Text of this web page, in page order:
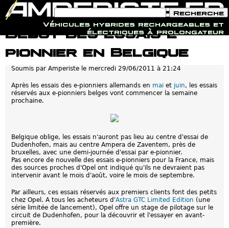
Jump to navigation
Véhicules hybrides rechargeables et
électriques à prolongateur
o
r
m
l
a
i
r
d
e
e
r
c
h
e
e
c
h
r
c
e
Début des essais e-
pionnier en Belgique
Soumis par Amperiste le mercredi 29/06/2011 à 21:24
Après les essais des e-pionniers allemands en mai et juin, les essais
réservés aux e-pionniers belges vont commencer la semaine
prochaine.
Belgique oblige, les essais n'auront pas lieu au centre d'essai de
Dudenhofen, mais au centre Ampera de Zaventem, près de
bruxelles, avec une demi-journée d'essai par e-pionnier.
Pas encore de nouvelle des essais e-pionniers pour la France, mais
des sources proches d'Opel ont indiqué qu'ils ne devraient pas
intervenir avant le mois d'août, voire le mois de septembre.
Par ailleurs, ces essais réservés aux premiers clients font des petits
chez Opel. A tous les acheteurs d'Astra GTC Limited Edition (une
série limitée de lancement), Opel offre un stage de pilotage sur le
circuit de Dudenhofen, pour la découvrir et l'essayer en avant-
première.